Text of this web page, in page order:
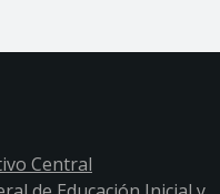
Central